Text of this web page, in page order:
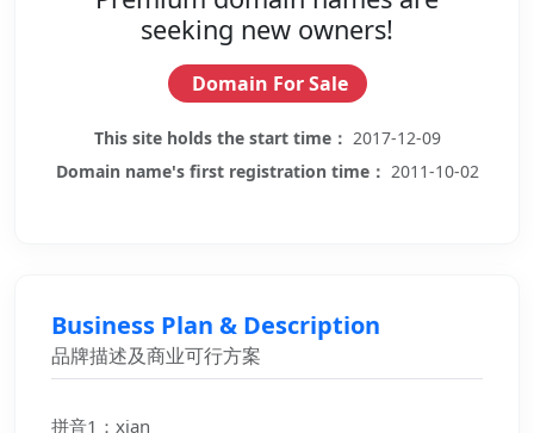
seeking new owners!
Domain For Sale
This site holds the start time： 2017-12-09
Domain name's first registration time： 2011-10-02
Business Plan & Description
品牌描述及商业可行方案
拼音1：xian